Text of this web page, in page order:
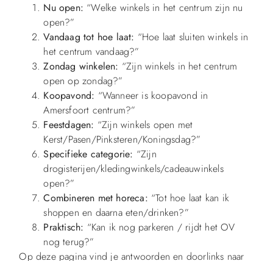
Nu open: “Welke winkels in het centrum zijn nu
open?”
Vandaag tot hoe laat: “Hoe laat sluiten winkels in
het centrum vandaag?”
Zondag winkelen: “Zijn winkels in het centrum
open op zondag?”
Koopavond: “Wanneer is koopavond in
Amersfoort centrum?”
Feestdagen: “Zijn winkels open met
Kerst/Pasen/Pinksteren/Koningsdag?”
Specifieke categorie: “Zijn
drogisterijen/kledingwinkels/cadeauwinkels
open?”
Combineren met horeca: “Tot hoe laat kan ik
shoppen en daarna eten/drinken?”
Praktisch: “Kan ik nog parkeren / rijdt het OV
nog terug?”
Op deze pagina vind je antwoorden en doorlinks naar